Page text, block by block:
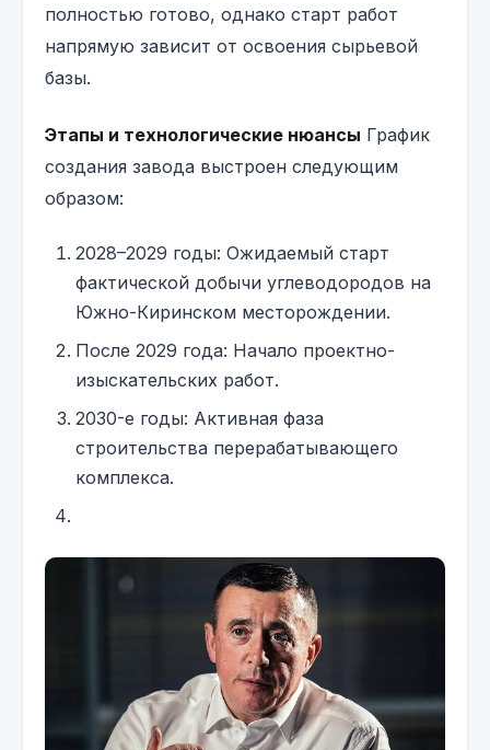
полностью готово, однако старт работ
напрямую зависит от освоения сырьевой
базы.
Этапы и технологические нюансы График
создания завода выстроен следующим
образом:
2028–2029 годы: Ожидаемый старт
фактической добычи углеводородов на
Южно-Киринском месторождении.
После 2029 года: Начало проектно-
изыскательских работ.
2030-е годы: Активная фаза
строительства перерабатывающего
комплекса.